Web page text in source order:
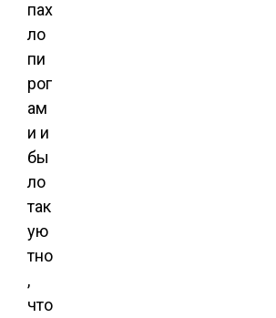
пах
ло
пи
рог
ам
и и
бы
ло
так
ую
тно
,
что